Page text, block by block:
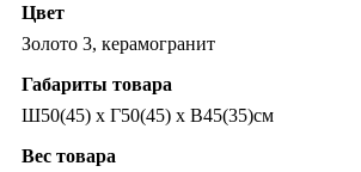
Цвет
Золото 3, керамогранит
Габариты товара
Ш50(45) х Г50(45) х В45(35)см
Вес товара